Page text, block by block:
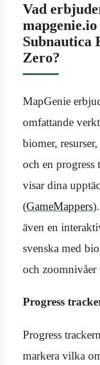
Vad
Subnautica
Zero?
MapGenie
omfattande
biomer,
och en progress
visar dina
(GameMappers
även en
svenska med
och zoomnivåer
Progress
Progress
markera vilka